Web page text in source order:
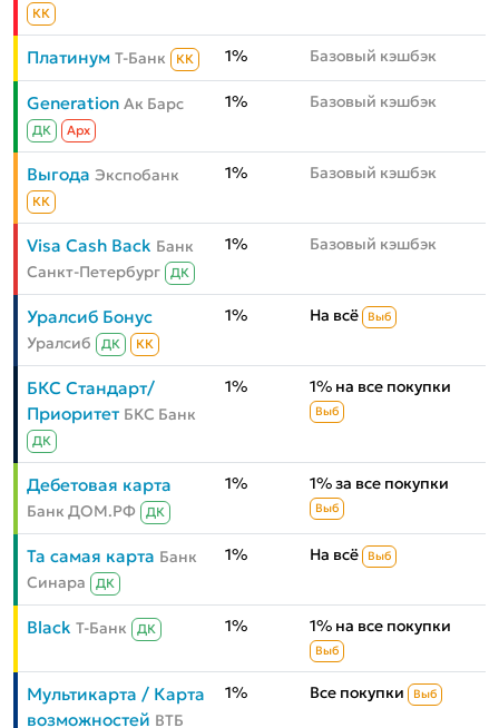
КК
Платинум Т-Банк КК 1% Базовый кэшбэк
Generation Ак Барс
ДК Aрх
1% Базовый кэшбэк
Выгода Экспобанк
КК
1% Базовый кэшбэк
Visa Cash Back Банк
Санкт-Петербург
ДК
1% Базовый кэшбэк
Уралсиб Бонус
Уралсиб ДК КК
1% На всё Выб
БКС Стандарт/
Приоритет БКС Банк
ДК
1% 1% на все покупки
Выб
Дебетовая карта
Банк ДОМ.РФ ДК
1% 1% за все покупки
Выб
Та самая карта Банк
Синара
ДК
1% На всё Выб
Black Т-Банк ДК 1% 1% на все покупки
Выб
Мультикарта / Карта
возможностей ВТБ
1% Все покупки Выб